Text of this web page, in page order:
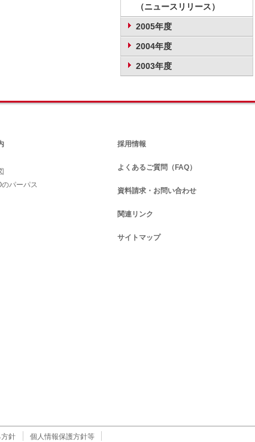
（ニュースリリース）
2005年度
2004年度
2003年度
のパーパス
採用情報
よくあるご質問（FAQ）
資料請求・お問い合わせ
関連リンク
サイトマップ
針 個人情報保護方針等